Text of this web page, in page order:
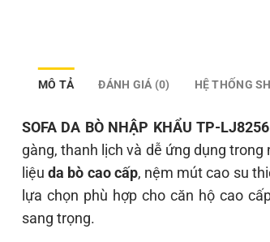
MÔ TẢ ĐÁNH GIÁ (0) HỆ THỐNG
SOFA DA BÒ NHẬP KHẨU TP-
gàng, thanh lịch và dễ ứng dụng
liệuda bò cao cấp, nệm mút cao su
lựa chọn phù hợp cho căn hộ cao
sang trọng.